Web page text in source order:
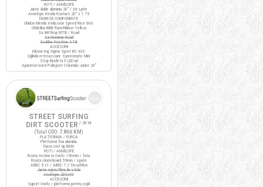
ROTI / ANVELOPE
Jante duble aluminiu 20" / 36 spite
Anvelope Kenda Kontact 20" x 1.75
DIVERSE COMPONENTE
Ghidon Merida X-Mission Speed Rise 600
Ghidolina BBB RaceRibbon Yellow
Sa Wittkop MTB / Road
Sa Noname Road
Sa Bike Positive ATB
ACCESORII
Kilometraj Sigma Sport BC 400
Oglinda retrovizoare Syncromate Mini
Stop bicicleta 3 LED-uri
Aparatori noroi Polisport Colorado Junior 20"
STREET SURFING
DIRT SCOOTER / 2016
(Total ODO: 7.866 KM )
PLATFORMA / FURCA
Platforma fixa aluminiu
Furca otel tip BMX
ROTI / ANVELOPE
Roata trotineta Oxelo 150mm / fata
Roata skateboard 59mm / spate
ABEC 5 x1 / ABEC 7 // Decathlon
Jante nylon/fibra de sticla
Anvelope 200x40
ACCESORII
Suport Oxelo / platforma pentru copil